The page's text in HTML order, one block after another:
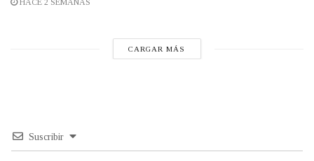
HACE 2 SEMANAS
CARGAR MÁS
Suscribir